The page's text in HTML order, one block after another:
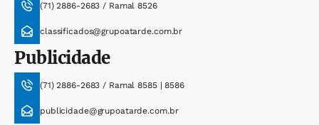
(71) 2886-2683 / Ramal 8526
classificados@grupoatarde.com.br
Publicidade
(71) 2886-2683 / Ramal 8585 | 8586
publicidade@grupoatarde.com.br